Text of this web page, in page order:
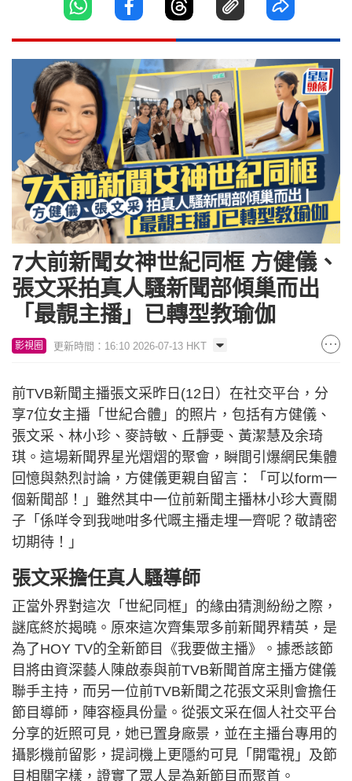
7大前新聞女神世紀同框 方健儀、
張文采拍真人騷新聞部傾巢而出
「最靚主播」已轉型教瑜伽
影視圈 更新時間：16:10 2026-07-13 HKT
前TVB新聞主播張文采昨日(12日）在社交平台，分
享7位女主播「世紀合體」的照片，包括有方健儀、
張文采、林小珍、麥詩敏、丘靜雯、黃潔慧及余琦
琪。這場新聞界星光熠熠的聚會，瞬間引爆網民集體
回憶與熱烈討論，方健儀更親自留言：「可以form一
個新聞部！」雖然其中一位前新聞主播林小珍大賣關
子「係咩令到我哋咁多代嘅主播走埋一齊呢？敬請密
切期待！」
張文采擔任真人騷導師
正當外界對這次「世紀同框」的緣由猜測紛紛之際，
謎底終於揭曉。原來這次齊集眾多前新聞界精英，是
為了HOY TV的全新節目《我要做主播》。據悉該節
目將由資深藝人陳啟泰與前TVB新聞首席主播方健儀
聯手主持，而另一位前TVB新聞之花張文采則會擔任
節目導師，陣容極具份量。從張文采在個人社交平台
分享的近照可見，她已置身廠景，並在主播台專用的
攝影機前留影，提詞機上更隱約可見「開電視」及節
目相關字樣，證實了眾人是為新節目而聚首。